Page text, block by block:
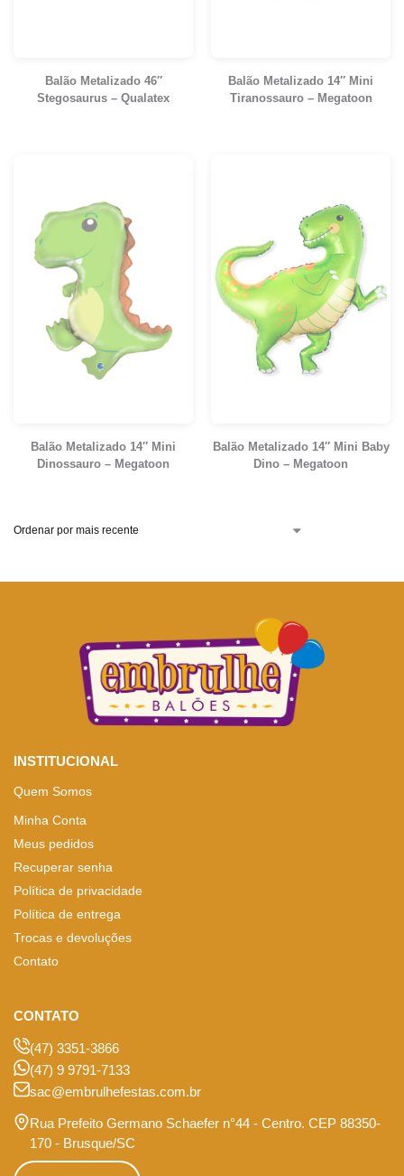
Balão Metalizado 46″
Stegosaurus – Qualatex
Balão Metalizado 14″ Mini
Tiranossauro – Megatoon
Balão Metalizado 14″ Mini
Dinossauro – Megatoon
Balão Metalizado 14″ Mini Baby
Dino – Megatoon
INSTITUCIONAL
Quem Somos
Minha Conta
Meus pedidos
Recuperar senha
Política de privacidade
Política de entrega
Trocas e devoluções
Contato
CONTATO
(47) 3351-3866
(47) 9 9791-7133
sac@embrulhefestas.com.br
Rua Prefeito Germano Schaefer n°44 - Centro. CEP 88350-
170 - Brusque/SC